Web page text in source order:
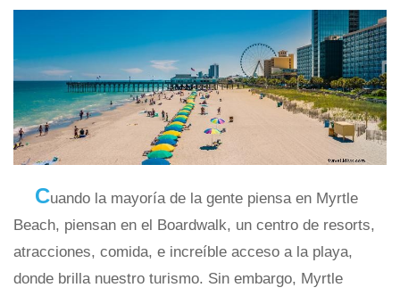
Cuando la mayoría de la gente piensa en Myrtle
Beach, piensan en el Boardwalk, un centro de resorts,
atracciones, comida, e increíble acceso a la playa,
donde brilla nuestro turismo. Sin embargo, Myrtle